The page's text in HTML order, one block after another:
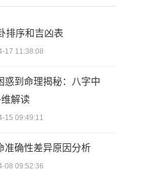
排序和吉凶表
17 11:38:08
惑到命理揭秘：八字中
维解读
15 09:49:11
准确性差异原因分析
08 09:52:36